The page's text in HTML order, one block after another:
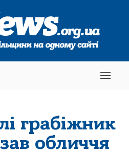
грабіжник
обличчя